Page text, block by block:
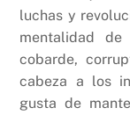
luchas y
mentalidad de
cobarde,
cabeza a los
gusta de